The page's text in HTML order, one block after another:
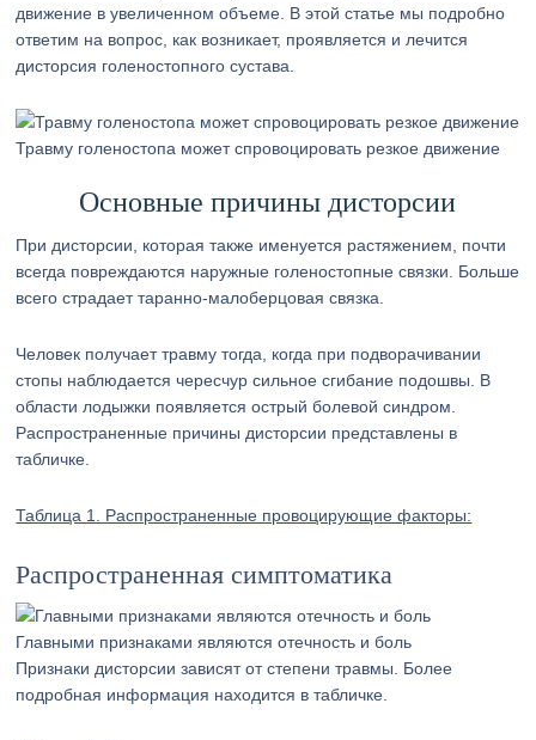
движение в увеличенном объеме. В этой статье мы подробно
ответим на вопрос, как возникает, проявляется и лечится
дисторсия голеностопного сустава.
Травму голеностопа может спровоцировать резкое движение
Основные причины дисторсии
При дисторсии, которая также именуется растяжением, почти
всегда повреждаются наружные голеностопные связки. Больше
всего страдает таранно-малоберцовая связка.
Человек получает травму тогда, когда при подворачивании
стопы наблюдается чересчур сильное сгибание подошвы. В
области лодыжки появляется острый болевой синдром.
Распространенные причины дисторсии представлены в
табличке.
Таблица 1. Распространенные провоцирующие факторы:
Распространенная симптоматика
Главными признаками являются отечность и боль
Признаки дисторсии зависят от степени травмы. Более
подробная информация находится в табличке.